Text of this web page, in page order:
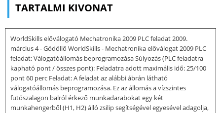
TARTALMI KIVONAT
WorldSkills előválogató Mechatronika 2009 PLC feladat 2009.
március 4 - Gödöllő WorldSkills - Mechatronika előválogat 2009 PLC
feladat: Válogatóállomás beprogramozása Súlyozás (PLC feladatra
kapható pont / összes pont): Feladatra adott maximális idő: 25/100
pont 60 perc Feladat: A feladat az alábbi ábrán látható
válogatóállomás beprogramozása. Ez az állomás a vízszintes
futószalagon balról érkező munkadarabokat egy két
munkahengerből (H1, H2) álló zsilip segítségével egyesével adagolja,